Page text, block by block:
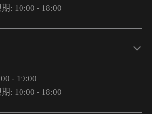
: 10:00 - 18:00
- 19:00
: 10:00 - 18:00